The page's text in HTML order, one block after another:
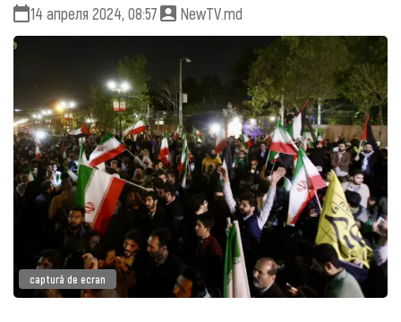
14 апреля 2024, 08:57 NewTV.md
captură de ecran